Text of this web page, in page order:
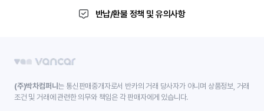
반납/환불 정책 및 유의사항
(주)박차컴퍼니는 통신판매중개자로서 반카의 거래 당사자가 아니며 상품정보, 거래
조건 및 거래에 관련한 의무와 책임은 각 판매자에게 있습니다.